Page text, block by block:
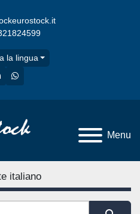
la lingua
linkedinwhatsapp
Menu
italiano